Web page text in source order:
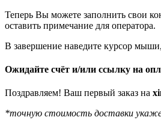
Теперь Вы можете заполнить свои
оставить примечание для оператора.
В завершение наведите курсор
Ожидайте счёт и/или ссылку на
Поздравляем! Ваш первый заказ на
*точную стоимость доставки